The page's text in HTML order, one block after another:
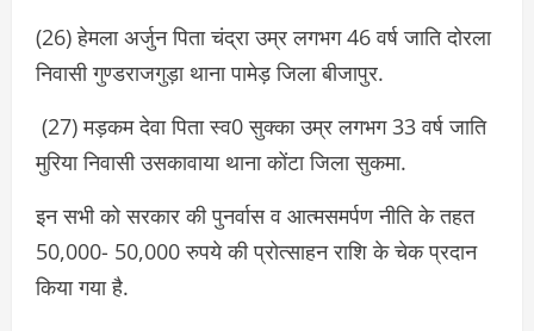
(26) हेमला अर्जुन पिता चंद्रा उम्र लगभग 46 वर्ष जाति दोरला
निवासी गुण्डराजगुड़ा थाना पामेड़ जिला बीजापुर.
(27) मड़कम देवा पिता स्व0 सुक्का उम्र लगभग 33 वर्ष जाति
मुरिया निवासी उसकावाया थाना कोंटा जिला सुकमा.
इन सभी को सरकार की पुनर्वास व आत्मसमर्पण नीति के तहत
50,000- 50,000 रुपये की प्रोत्साहन राशि के चेक प्रदान
किया गया है.